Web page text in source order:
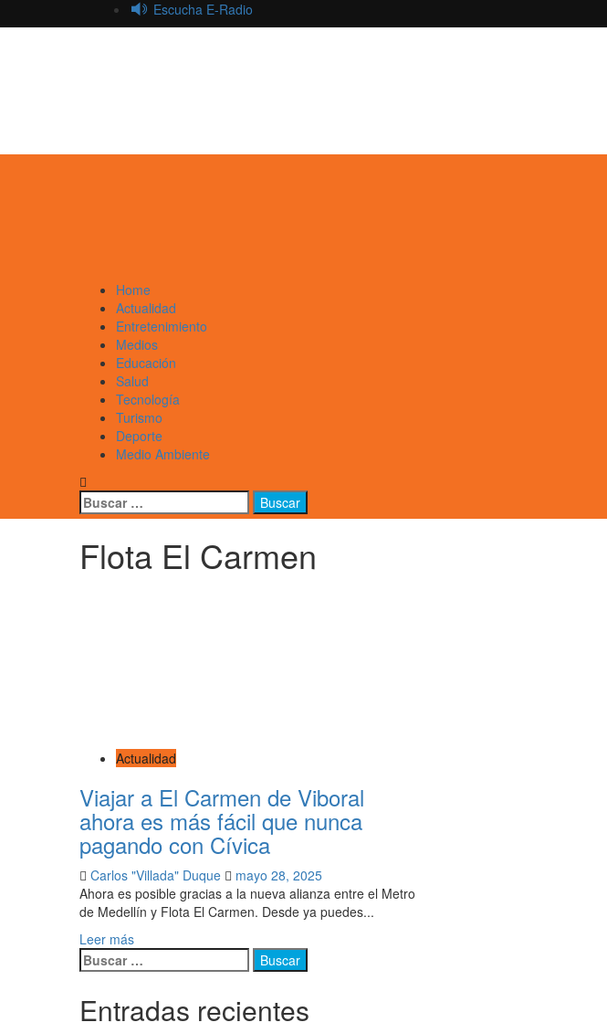
al
Escucha E-Radio
Home
Actualidad
Entretenimiento
Medios
Educación
Salud
Tecnología
Turismo
Deporte
Medio Ambiente
Buscar:
Flota El Carmen
Actualidad
Viajar a El Carmen de Viboral
ahora es más fácil que nunca
pagando con Cívica
Carlos "Villada" Duque
mayo 28, 2025
Ahora es posible gracias a la nueva alianza entre el Metro
de Medellín y Flota El Carmen. Desde ya puedes...
Leer más
Buscar:
Entradas recientes